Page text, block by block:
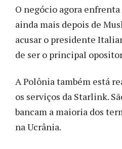
O negócio agora
ainda mais depois de
acusar o presidente
de ser o principal
A Polônia também está
os serviços da Starlink.
bancam a maioria dos
na Ucrânia.